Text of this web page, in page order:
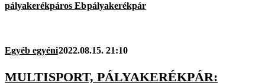
pályakerékpáros Ebpályakerékpár
Egyéb egyéni2022.08.15. 21:10
MULTISPORT, PÁLYAKERÉKPÁR: